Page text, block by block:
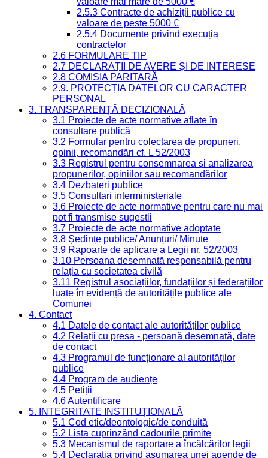
2.5.3 Contracte de achiziții publice cu
valoare de peste 5000 €
2.5.4 Documente privind execuția
contractelor
2.6 FORMULARE TIP
2.7 DECLARAȚII DE AVERE ȘI DE INTERESE
2.8 COMISIA PARITARĂ
2.9. PROTECȚIA DATELOR CU CARACTER
PERSONAL
3. TRANSPARENȚĂ DECIZIONALĂ
3.1 Proiecte de acte normative aflate în
consultare publică
3.2 Formular pentru colectarea de propuneri,
opinii, recomandări cf. L 52/2003
3.3 Registrul pentru consemnarea și analizarea
propunerilor, opiniilor sau recomandărilor
3.4 Dezbateri publice
3.5 Consultari interministeriale
3.6 Proiecte de acte normative pentru care nu mai
pot fi transmise sugestii
3.7 Proiecte de acte normative adoptate
3.8 Ședințe publice/ Anunțuri/ Minute
3.9 Rapoarte de aplicare a Legii nr. 52/2003
3.10 Persoana desemnată responsabilă pentru
relația cu societatea civilă
3.11 Registrul asociațiilor, fundațiilor și federațiilor
luate în evidență de autoritățile publice ale
Comunei
4. Contact
4.1 Datele de contact ale autorităților publice
4.2 Relații cu presa - persoană desemnată, date
de contact
4.3 Programul de funcționare al autorităților
publice
4.4 Program de audiențe
4.5 Petiții
4.6 Autentificare
5. INTEGRITATE INSTITUȚIONALĂ
5.1 Cod etic/deontologic/de conduită
5.2 Lista cuprinzând cadourile primite
5.3 Mecanismul de raportare a încălcărilor legii
5.4 Declarația privind asumarea unei agende de